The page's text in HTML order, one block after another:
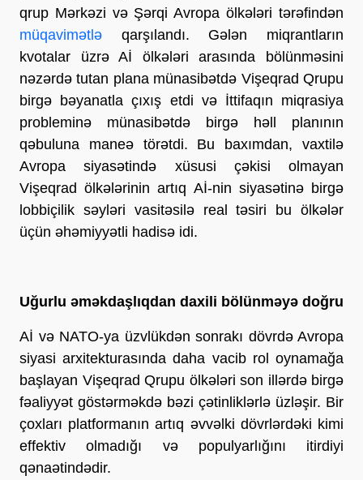
qrup Mərkəzi və Şərqi Avropa ölkələri tərəfindən
müqavimətlə qarşılandı. Gələn miqrantların
kvotalar üzrə Aİ ölkələri arasında bölünməsini
nəzərdə tutan plana münasibətdə Vişeqrad Qrupu
birgə bəyanatla çıxış etdi və İttifaqın miqrasiya
probleminə münasibətdə birgə həll planının
qəbuluna maneə törətdi. Bu baxımdan, vaxtilə
Avropa siyasətində xüsusi çəkisi olmayan
Vişeqrad ölkələrinin artıq Aİ-nin siyasətinə birgə
lobbiçilik səyləri vasitəsilə real təsiri bu ölkələr
üçün əhəmiyyətli hadisə idi.
Uğurlu əməkdaşlıqdan daxili bölünməyə doğru
Aİ və NATO-ya üzvlükdən sonrakı dövrdə Avropa
siyasi arxitekturasında daha vacib rol oynamağa
başlayan Vişeqrad Qrupu ölkələri son illərdə birgə
fəaliyyət göstərməkdə bəzi çətinliklərlə üzləşir. Bir
çoxları platformanın artıq əvvəlki dövrlərdəki kimi
effektiv olmadığı və populyarlığını itirdiyi
qənaətindədir.